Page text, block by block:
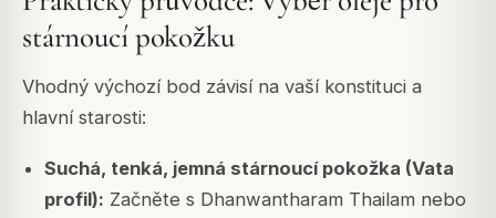
stárnoucí pokožku
Vhodný výchozí bod závisí na vaší konstituci a
hlavní starosti:
Suchá, tenká, jemná stárnoucí pokožka (Vata
profil): Začněte s Dhanwantharam Thailam nebo